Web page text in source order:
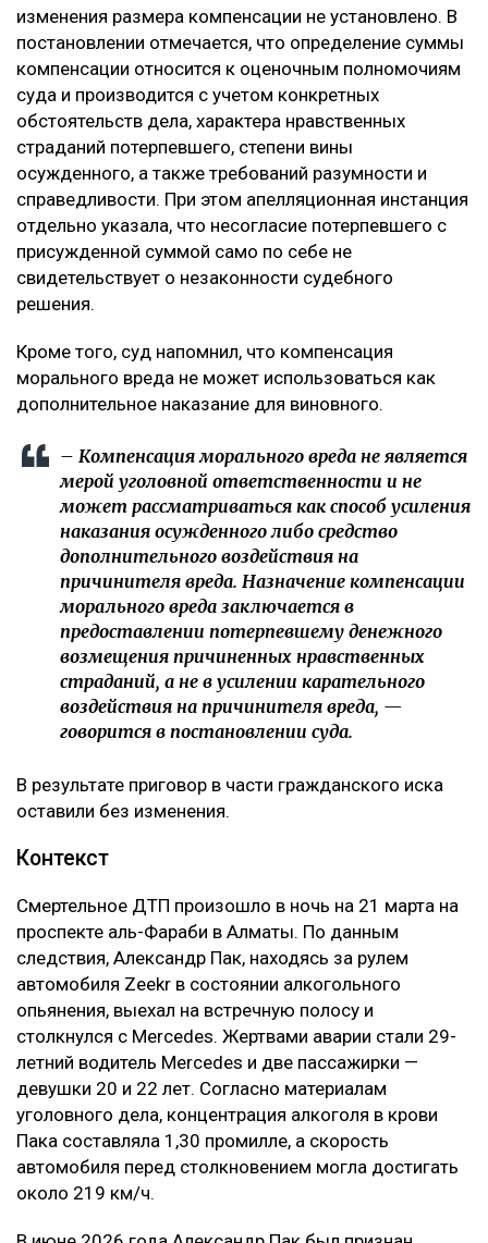
последствий трагедии. Отец погибшей просил
взыскать с осужденного 100 миллионов тенге. В
жалобе указывалось, что Пак, находясь в состоянии
алкогольного опьянения, грубо нарушил правила
дорожного движения, выехал на встречную полосу и
стал виновником аварии, в которой погибли три
человека, включая единственную дочь заявителя.
Кроме того, потерпевший обращал внимание суда на
то, что девушка погибла в 20 лет, не успев создать
семью и реализовать свои жизненные планы. По
мнению заявителя, суд первой инстанции не в
страданий отца.
Что решил суд
Судебная коллегия оставила жалобу без
удовлетворения, подчеркнув, что оснований для
изменения размера компенсации не установлено. В
постановлении отмечается, что определение суммы
компенсации относится к оценочным полномочиям
суда и производится с учетом конкретных
обстоятельств дела, характера нравственных
страданий потерпевшего, степени вины
осужденного, а также требований разумности и
справедливости. При этом апелляционная инстанция
отдельно указала, что несогласие потерпевшего с
присужденной суммой само по себе не
решения.
морального вреда не может использоваться как
– Компенсация морального вреда не является
мерой уголовной ответственности и не
может рассматриваться как способ усиления
наказания осужденного либо средство
дополнительного воздействия на
причинителя вреда. Назначение компенсации
морального вреда заключается в
предоставлении потерпевшему денежного
возмещения причиненных нравственных
страданий, а не в усилении карательного
воздействия на причинителя вреда, —